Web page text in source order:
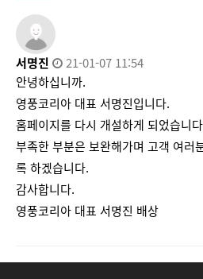
서명진
21-01-07 11:54
안녕하십니까.
영풍코리아 대표 서명진입니다.
홈페이지를 다시 개설하게 되었습니
부족한 부분은 보완해가며 고객 여러
록 하겠습니다.
감사합니다.
영풍코리아 대표 서명진 배상